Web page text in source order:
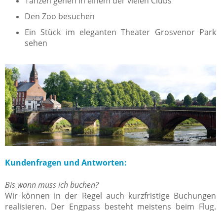
Den Zoo besuchen
Ein Stück im eleganten Theater Grosvenor Park
sehen
Kundenfragen und Antworten:
Bis wann muss ich buchen?
Wir können in der Regel auch kurzfristige Buchungen
realisieren. Der Engpass besteht meistens beim Flug.